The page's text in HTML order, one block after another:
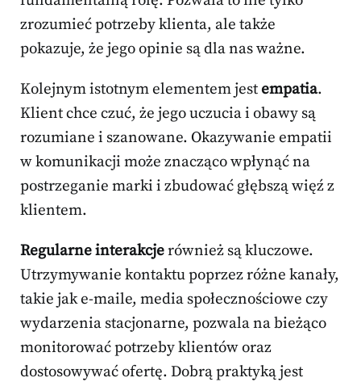
zrozumieć potrzeby klienta, ale także
pokazuje, że jego opinie są dla nas ważne.
Kolejnym istotnym elementem jestempatia.
Klient chce czuć, że jego uczucia i obawy są
rozumiane i szanowane. Okazywanie empatii
w komunikacji może znacząco wpłynąć na
postrzeganie marki i zbudować głębszą więź z
klientem.
Regularne interakcjerównież są kluczowe.
Utrzymywanie kontaktu poprzez różne kanały,
takie jak e-maile, media społecznościowe czy
wydarzenia stacjonarne, pozwala na bieżąco
monitorować potrzeby klientów oraz
dostosowywać ofertę. Dobrą praktyką jest